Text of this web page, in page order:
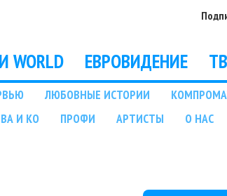
WORLD ЕВРОВИДЕНИЕ
ЛЮБОВНЫЕ ИСТОРИИ
И КО ПРОФИ АРТИСТЫ О НАС